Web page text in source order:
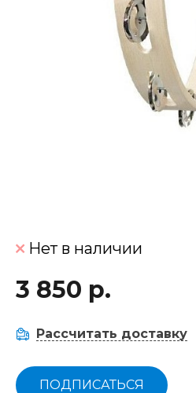
Нет в наличии
3 850 р.
Рассчитать доставку
ПОДПИСАТЬСЯ